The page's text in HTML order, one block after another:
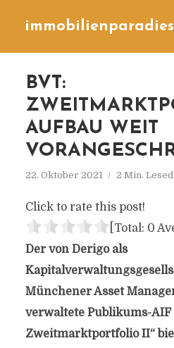
BVT:
AUFBAU WEIT
22. Oktober 2021 2 Min.
Click to rate this post!
[Total: 0
Der von Derigo als
Münchener Asset
verwaltete Publikums-AIF
Zweitmarktportfolio II“